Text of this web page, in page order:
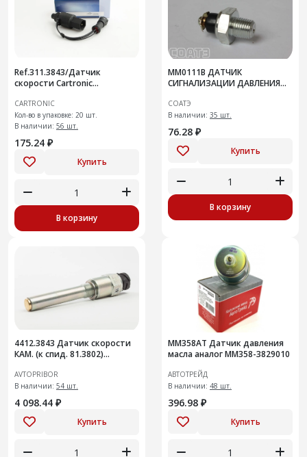
Ref.311.3843/Датчик
скорости Cartronic
(10702070/12082
CARTRONIC
Кол-во в упаковке: 20 шт.
В наличии: 56 шт.
175.24 ₽
Купить
В корзину
ММ0111В ДАТЧИК
СИГНАЛИЗАЦИИ ДАВЛЕНИЯ
СОАТЭ
В наличии: 35 шт.
76.28 ₽
Купить
В корзину
4412.3843 Датчик скорости
КАМ. (к спид. 81.3802)
AVTOPRIBOR
В наличии: 54 шт.
4 098.44 ₽
Купить
ММ358АТ Датчик давления
масла аналог ММ358-3829010
АВТОТРЕЙД
В наличии: 48 шт.
396.98 ₽
Купить